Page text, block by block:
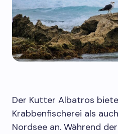
Der Kutter Albatros
Krabbenfischerei als
Nordsee an. Während